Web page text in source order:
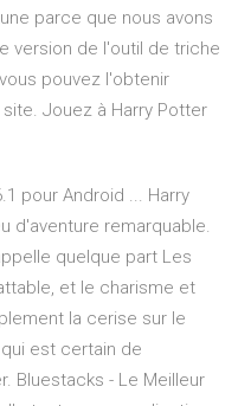
parce que nous avons
version de l'outil de triche
pouvez l'obtenir
Jouez à Harry Potter
pour Android ... Harry
d'aventure remarquable.
quelque part Les
et le charisme et
la cerise sur le
est certain de
Bluestacks - Le Meilleur